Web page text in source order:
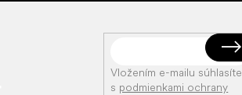
Vložením e-mailu súhlasíte
s podmienkami ochrany